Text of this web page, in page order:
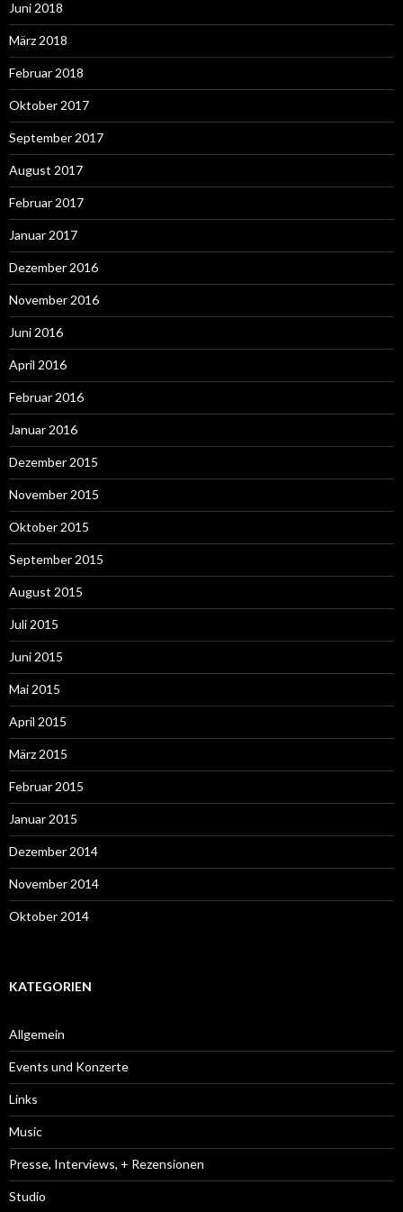
Juni 2018
März 2018
Februar 2018
Oktober 2017
September 2017
August 2017
Februar 2017
Januar 2017
Dezember 2016
November 2016
Juni 2016
April 2016
Februar 2016
Januar 2016
Dezember 2015
November 2015
Oktober 2015
September 2015
August 2015
Juli 2015
Juni 2015
Mai 2015
April 2015
März 2015
Februar 2015
Januar 2015
Dezember 2014
November 2014
Oktober 2014
KATEGORIEN
Allgemein
Events und Konzerte
Links
Music
Presse, Interviews, + Rezensionen
Studio